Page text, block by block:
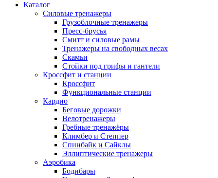
Каталог
Силовые тренажеры
Грузоблочные тренажеры
Пресс-брусья
Смитт и силовые рамы
Тренажеры на свободных весах
Скамьи
Стойки под грифы и гантели
Кроссфит и станции
Кроссфит
Функциональные станции
Кардио
Беговые дорожки
Велотренажеры
Гребные тренажёры
Климбер и Степпер
Спинбайк и Сайклы
Эллиптические тренажеры
Аэробика
Бодибары